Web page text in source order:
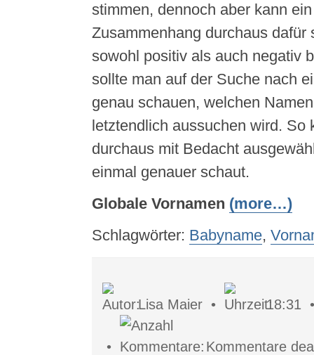
stimmen, dennoch aber kann
Zusammenhang durchaus dafür
sowohl positiv als auch negativ
sollte man auf der Suche nach
genau schauen, welchen
letztendlich aussuchen wird. So
durchaus mit Bedacht
einmal genauer schaut.
Globale Vornamen (more…)
Schlagwörter: Babyname,
Lisa Maier • 18:31
• Kommentare